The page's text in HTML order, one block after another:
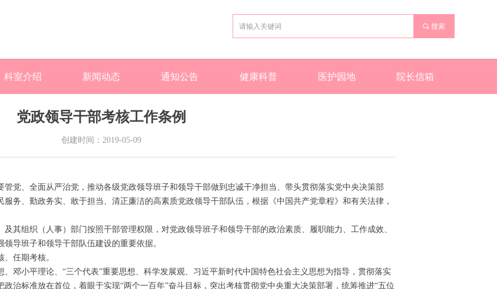
끠 搜索
科室介绍 新闻动态 通知公告 健康科普 医护园地 院长信箱
党政领导干部考核工作条例
、全面从严治党，推动各级党政领导班子和领导干部做到忠诚干净担当、带头贯彻落实党中央决策部
务、勤政务实、敢于担当、清正廉洁的高素质党政领导干部队伍，根据《中国共产党章程》和有关法律，
组织（人事）部门按照干部管理权限，对党政领导班子和领导干部的政治素质、履职能力、工作成效、
导班子和领导干部队伍建设的重要依据。
任期考核。
小平理论、“三个代表”重要思想、科学发展观、习近平新时代中国特色社会主义思想为指导，贯彻落实
治标准放在首位，着眼于实现“两个一百年”奋斗目标，突出考核贯彻党中央重大决策部署，统筹推进“五位
创建时间： 2019-05-09